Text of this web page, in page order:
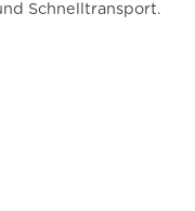
Schnelltransport.